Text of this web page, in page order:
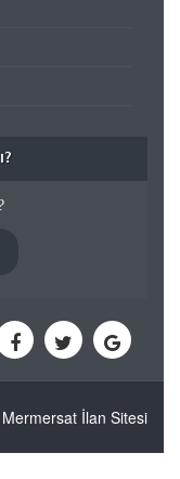
Mermersat İlan Sitesi